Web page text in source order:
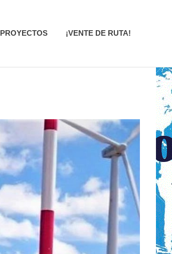
PROYECTOS ¡VENTE DE RUTA!